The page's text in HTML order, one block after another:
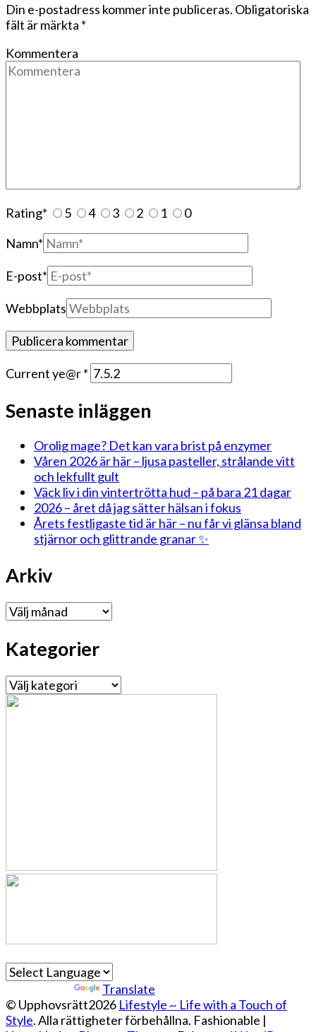
Din e-postadress kommer inte publiceras. Obligatoriska
fält är märkta *
Kommentera
Rating* 5 4 3 2 1
0
Namn*
E-post*
Webbplats
Current ye@r*
Senaste inläggen
Orolig mage? Det kan vara brist på enzymer
Våren 2026 är här – ljusa pasteller, strålande vitt
och lekfullt gult
Väck liv i din vintertrötta hud – på bara 21 dagar
2026 – året då jag sätter hälsan i fokus
Årets festligaste tid är här – nu får vi glänsa bland
stjärnor och glittrande granar ✨
Arkiv
Arkiv
Kategorier
Kategorier
Translate
© Upphovsrätt2026 Lifestyle ~ Life with a Touch of
Style. Alla rättigheter förbehållna. Fashionable |